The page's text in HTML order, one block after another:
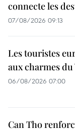
connecte les
07/08/2026 09:13
Les touristes
aux charmes du
06/08/2026 07:00
Can Tho